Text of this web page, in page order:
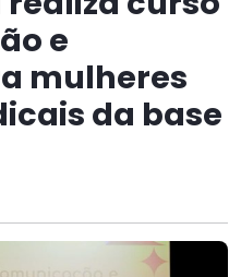
e
mulheres
da base